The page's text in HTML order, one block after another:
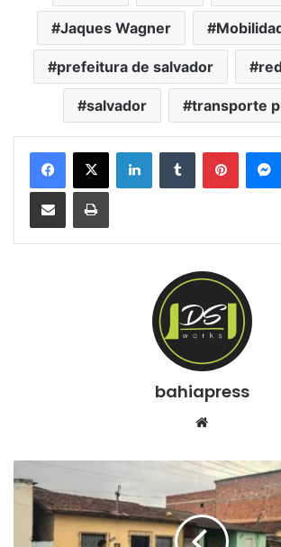
Jaques Wagner
prefeitura de salvador
salvador transporte
bahiapress
te